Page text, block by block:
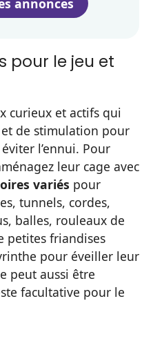
annonces
pour le jeu et
curieux et actifs qui
de stimulation pour
l’ennui. Pour
leur cage avec
variés pour
tunnels, cordes,
balles, rouleaux de
petites friandises
pour éveiller leur
peut aussi être
facultative pour le